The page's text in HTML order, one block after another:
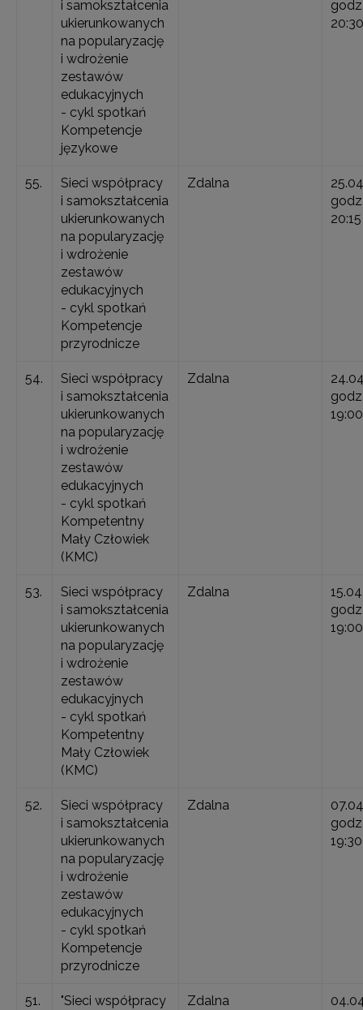
i samokształcenia
ukierunkowanych
na popularyzację
i wdrożenie
zestawów
edukacyjnych
- cykl spotkań
Kompetencje
językowe
20:30
55.
Sieci współpracy
i samokształcenia
ukierunkowanych
na popularyzację
i wdrożenie
zestawów
edukacyjnych
- cykl spotkań
Kompetencje
przyrodnicze
Zdalna
20:15
54.
Sieci współpracy
i samokształcenia
ukierunkowanych
na popularyzację
i wdrożenie
zestawów
edukacyjnych
- cykl spotkań
Kompetentny
Mały Człowiek
(KMC)
Zdalna
19:00
53.
Sieci współpracy
i samokształcenia
ukierunkowanych
na popularyzację
i wdrożenie
zestawów
edukacyjnych
- cykl spotkań
Kompetentny
Mały Człowiek
(KMC)
Zdalna
19:00
52.
Sieci współpracy
i samokształcenia
ukierunkowanych
na popularyzację
i wdrożenie
zestawów
edukacyjnych
- cykl spotkań
Kompetencje
przyrodnicze
Zdalna
19:30
51.
"Sieci współpracy
Zdalna